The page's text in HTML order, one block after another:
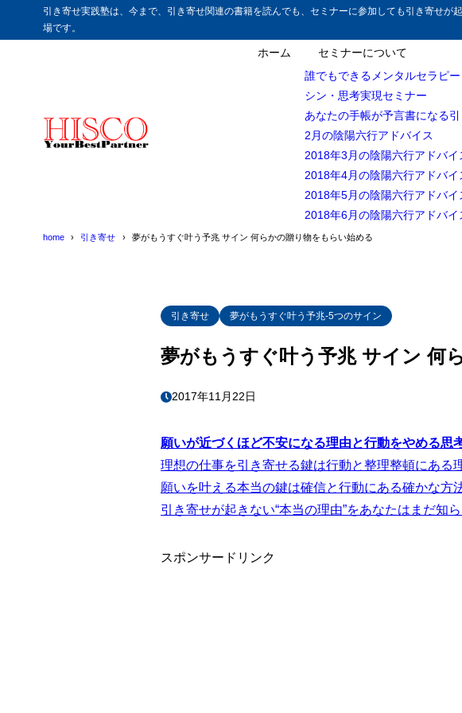
引き寄せ実践塾は、今まで、引き寄せ関連の書籍を読んでも、セミナーに参加しても引き寄せ
場です。
ホーム
セミナーについて
誰でもできるメンタルセラピー
シン・思考実現セミナー
あなたの手帳が予言書になる
2月の陰陽六行アドバイス
2018年3月の陰陽六行アドバイ
2018年4月の陰陽六行アドバイ
2018年5月の陰陽六行アドバイ
2018年6月の陰陽六行アドバイ
home 引き寄せ 夢がもうすぐ叶う予兆 サイン 何らかの贈り物をもらい始める
引き寄せ 夢がもうすぐ叶う予兆-5つのサイン
夢がもうすぐ叶う予兆 サイン 何
2017年11月22日
願いが近づくほど不安になる理由と行動をやめる思
理想の仕事を引き寄せる鍵は行動と整理整頓にある
願いを叶える本当の鍵は確信と行動にある確かな方
引き寄せが起きない“本当の理由”をあなたはまだ知
スポンサードリンク
目次
引き寄せが起きるサインがある
サイン その3 何らかの贈り物をも
贈り物だけじゃなくいただくもの